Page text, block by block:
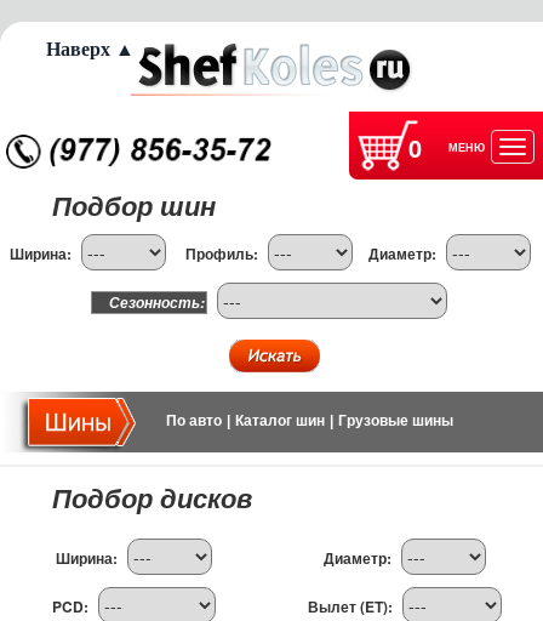
0 МЕНЮ
Подбор шин
Ширина: Профиль: Диаметр:
Сезонность:
По авто Каталог шин Грузовые шины
Подбор дисков
Ширина: Диаметр:
PCD: Вылет (ET):
Наверх ▲